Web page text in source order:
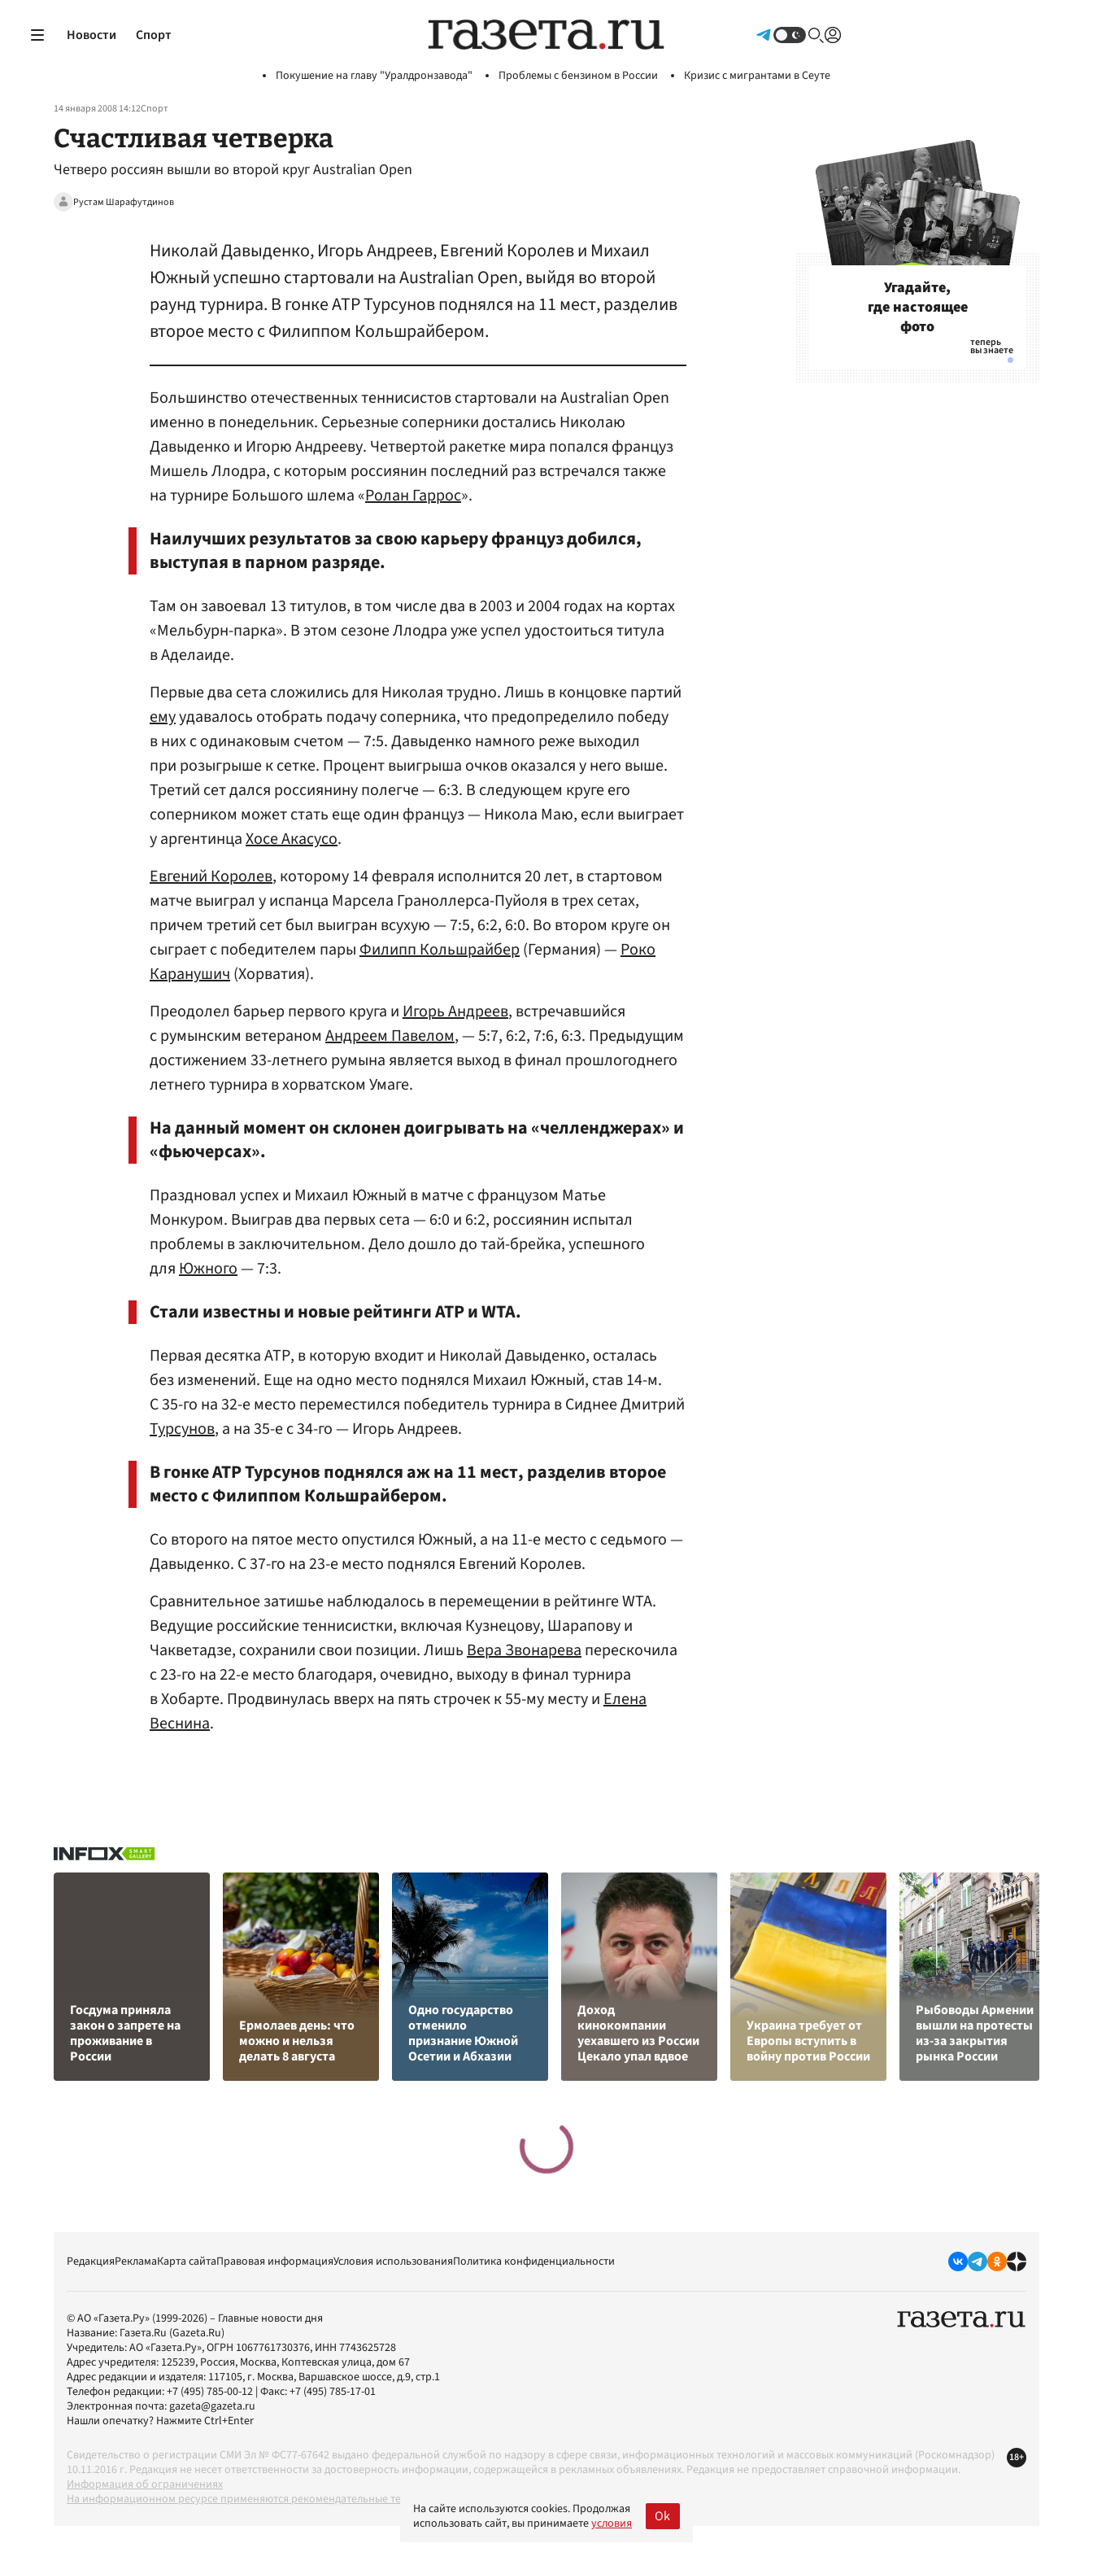
Новости Спорт
Покушение на главу "Уралдронзавода" Проблемы с бензином в России Кризис с мигрантами в Сеуте
14 января 2008 14:12Спорт
Счастливая четверка
Четверо россиян вышли во второй круг Australian Open
Рустам Шарафутдинов
Николай Давыденко, Игорь Андреев, Евгений Королев и Михаил
Южный успешно стартовали на Australian Open, выйдя во второй
раунд турнира. В гонке АТР Турсунов поднялся на 11 мест, разделив
второе место с Филиппом Кольшрайбером.
Большинство отечественных теннисистов стартовали на Australian Open
именно в понедельник. Серьезные соперники достались Николаю
Давыденко и Игорю Андрееву. Четвертой ракетке мира попался француз
Мишель Ллодра, с которым россиянин последний раз встречался также
на турнире Большого шлема «Ролан Гаррос».
Наилучших результатов за свою карьеру француз добился,
выступая в парном разряде.
Там он завоевал 13 титулов, в том числе два в 2003 и 2004 годах на кортах
«Мельбурн-парка». В этом сезоне Ллодра уже успел удостоиться титула
в Аделаиде.
Первые два сета сложились для Николая трудно. Лишь в концовке партий
емуудавалось отобрать подачу соперника, что предопределило победу
в них с одинаковым счетом — 7:5. Давыденко намного реже выходил
при розыгрыше к сетке. Процент выигрыша очков оказался у него выше.
Третий сет дался россиянину полегче — 6:3. В следующем круге его
соперником может стать еще один француз — Никола Маю, если выиграет
у аргентинцаХосе Акасусо.
Евгений Королев, которому 14 февраля исполнится 20 лет, в стартовом
матче выиграл у испанца Марсела Граноллерса-Пуйоля в трех сетах,
причем третий сет был выигран всухую — 7:5, 6:2, 6:0. Во втором круге он
сыграет с победителем парыФилипп Кольшрайбер(Германия) —Роко
Каранушич(Хорватия).
Преодолел барьер первого круга иИгорь Андреев, встречавшийся
с румынским ветераном Андреем Павелом, — 5:7, 6:2, 7:6, 6:3. Предыдущим
достижением 33-летнего румына является выход в финал прошлогоднего
летнего турнира в хорватском Умаге.
На данный момент он склонен доигрывать на «челленджерах» и
«фьючерсах».
Праздновал успех и Михаил Южный в матче с французом Матье
Монкуром. Выиграв два первых сета — 6:0 и 6:2, россиянин испытал
проблемы в заключительном. Дело дошло до тай-брейка, успешного
дляЮжного— 7:3.
Стали известны и новые рейтинги АТР и WTA.
Первая десятка АТР, в которую входит и Николай Давыденко, осталась
без изменений. Еще на одно место поднялся Михаил Южный, став 14-м.
С 35-го на 32-е место переместился победитель турнира в Сиднее Дмитрий
Турсунов, а на 35-е с 34-го — Игорь Андреев.
В гонке АТР Турсунов поднялся аж на 11 мест, разделив второе
место с Филиппом Кольшрайбером.
Со второго на пятое место опустился Южный, а на 11-е место с седьмого —
Давыденко. С 37-го на 23-е место поднялся Евгений Королев.
Сравнительное затишье наблюдалось в перемещении в рейтинге WTA.
Ведущие российские теннисистки, включая Кузнецову, Шарапову и
Чакветадзе, сохранили свои позиции. ЛишьВера Звонареваперескочила
с 23-го на 22-е место благодаря, очевидно, выходу в финал турнира
в Хобарте. Продвинулась вверх на пять строчек к 55-му месту иЕлена
Веснина.
Угадайте,
где настоящее
фото
Госдума приняла
закон о запрете на
проживание в
России
Ермолаев день: что
можно и нельзя
делать 8 августа
Одно государство
отменило
признание Южной
Осетии и Абхазии
Доход
кинокомпании
уехавшего из России
Цекало упал вдвое
Украина требует от
Европы вступить в
войну против России
Рыбоводы Армении
вышли на протесты
из-за закрытия
рынка России
РедакцияРекламаКарта сайтаПравовая информацияУсловия использованияПолитика конфиденциальности
© АО «Газета.Ру» (1999-2026) – Главные новости дня
Название: Газета.Ru (Gazeta.Ru)
Учредитель:АО «Газета.Ру», ОГРН 1067761730376, ИНН 7743625728
Адрес учредителя: 125239, Россия, Москва, Коптевская улица, дом 67
Адрес редакции и издателя: 117105, г. Москва, Варшавское шоссе, д.9, стр.1
Телефон редакции:+7 (495) 785-00-12 | Факс:+7 (495) 785-17-01
Электронная почта:gazeta@gazeta.ru
Нашли опечатку? Нажмите Ctrl+Enter
Свидетельство о регистрации СМИ Эл № ФС77-67642 выдано федеральной службой по надзору в сфере связи, информационных технологий и массовых коммуникаций (Роскомнадзор)
10.11.2016 г. Редакция не несет ответственности за достоверность информации, содержащейся в рекламных объявлениях. Редакция не предоставляет справочной информации.
Информация об ограничениях
На информационном ресурсе применяются рекомендательные технологии в соответствии с Правилами
18+
На сайте используются cookies. Продолжая
использовать сайт, вы принимаетеусловия Ok